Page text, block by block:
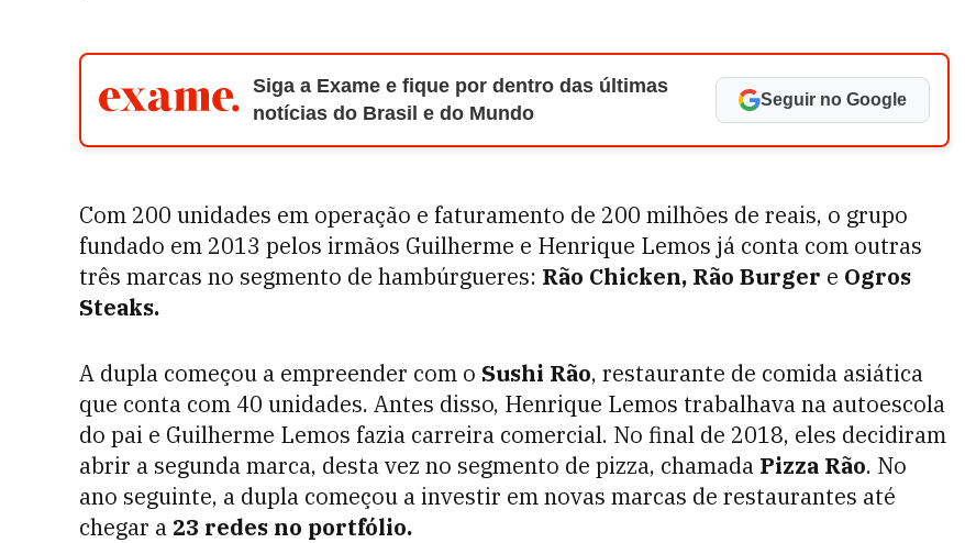
Siga a Exame e fique por dentro das últimas
notícias do Brasil e do Mundo
Seguir no Google
Com 200 unidades em operação e faturamento de 200 milhões de reais, o grupo
fundado em 2013 pelos irmãos Guilherme e Henrique Lemos já conta com outras
três marcas no segmento de hambúrgueres: Rão Chicken, Rão Burger e Ogros
Steaks.
A dupla começou a empreender com o Sushi Rão, restaurante de comida asiática
que conta com 40 unidades. Antes disso, Henrique Lemos trabalhava na autoescola
do pai e Guilherme Lemos fazia carreira comercial. No final de 2018, eles decidiram
abrir a segunda marca, desta vez no segmento de pizza, chamada Pizza Rão. No
ano seguinte, a dupla começou a investir em novas marcas de restaurantes até
chegar a 23 redes no portfólio.